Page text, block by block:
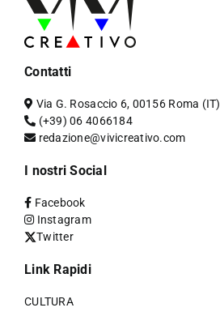
Contatti
Via G. Rosaccio 6, 00156 Roma (IT)
(+39) 06 4066184
redazione@vivicreativo.com
I nostri Social
Facebook
Instagram
Twitter
Link Rapidi
CULTURA